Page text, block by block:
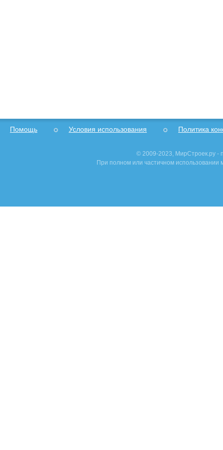
Помощь Условия использования Политика
© 2009-2023, МирСтроек.ру -
При полном или частичном использовании